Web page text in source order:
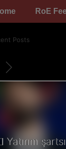
RoE
Posts
Yatırım